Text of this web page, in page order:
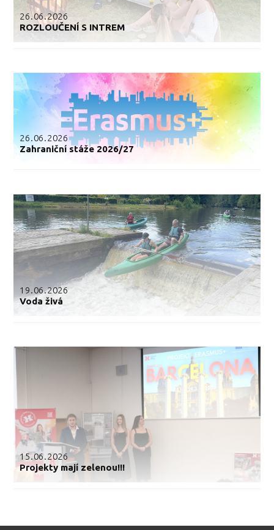
26.06.2026
ROZLOUČENÍ S INTREM
26.06.2026
Zahraniční stáže 2026/27
19.06.2026
Voda živá
15.06.2026
Projekty mají zelenou!!!